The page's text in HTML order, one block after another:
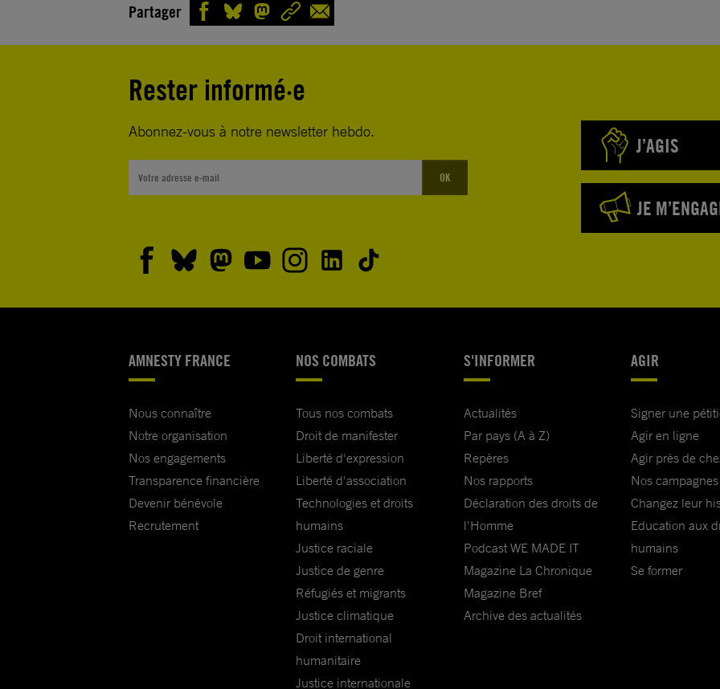
Partager
Rester informé·e
Abonnez-vous à notre newsletter hebdo.
OK
J’AGIS
JE
AMNESTY FRANCE
Nous connaître
Notre organisation
Nos engagements
Transparence financière
Devenir bénévole
Recrutement
NOS COMBATS
Tous nos combats
Droit de manifester
Liberté d'expression
Liberté d'association
Technologies et droits
humains
Justice raciale
Justice de genre
Réfugiés et migrants
Justice climatique
Droit international
humanitaire
Justice internationale
S'INFORMER
Actualités
Par pays (A à Z)
Repères
Nos rapports
Déclaration des droits de
l'Homme
Podcast WE MADE IT
Magazine La Chronique
Magazine Bref
Archive des actualités
AGIR
Signer une
Agir en ligne
Agir près de
Nos campagnes
Changez leur
Education aux
humains
Se former